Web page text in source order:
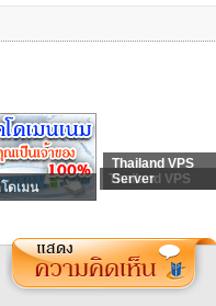
ดเมน
Thailand VPS
Thailand VPS
Server